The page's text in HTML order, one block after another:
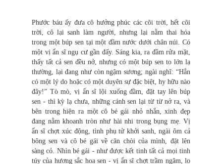
Phước báu ấy đưa cô hưởng phúc các cõi trời, hết cõi
trời, cô lại sanh làm người, nhưng lại nằm thai hóa
trong một búp sen tại một đầm nước dưới chân núi. Có
một vị ẩn sĩ ngụ cư gần đấy. Sáng kia, ra đầm rửa mặt,
thấy tất cả sen đều nở, nhưng có một búp sen to lớn lạ
thường, lại đang như còn ngậm sương; ngài nghĩ: “Hẳn
có một lý do hoặc có một duyên sự đặc biệt, hy hữu nào
đây!” Tò mò, vị ẩn sĩ lội xuống đầm, đặt tay lên búp
sen - thì kỳ lạ chưa, những cánh sen lại từ từ nở ra, và
bên trong hiện ra một cô bé gái nhỏ nhắn, xinh đẹp
đang nằm khoanh tròn như hài nhi trong bụng mẹ. Vị
ẩn sĩ chợt xúc động, tình phụ tử khởi sanh, ngài ôm cả
bông sen và cô bé gái về căn chòi của mình, đặt lên
sàng cỏ. Nhìn bé gái - như được kết tinh tất cả mọi tinh
túy của hương sắc hoa sen - vị ẩn sĩ chợt trầm ngâm, lo